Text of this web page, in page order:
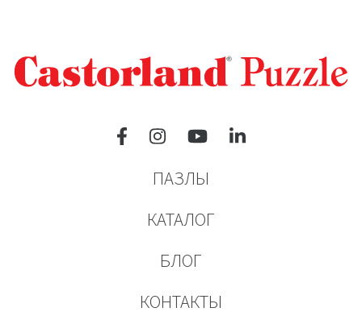
ПАЗЛЫ
КАТАЛОГ
БЛОГ
КОНТАКТЫ